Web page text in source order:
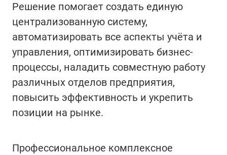
Решение помогает создать единую
централизованную систему,
автоматизировать все аспекты учёта и
управления, оптимизировать бизнес-
процессы, наладить совместную работу
различных отделов предприятия,
повысить эффективность и укрепить
позиции на рынке.
Профессиональное комплексное